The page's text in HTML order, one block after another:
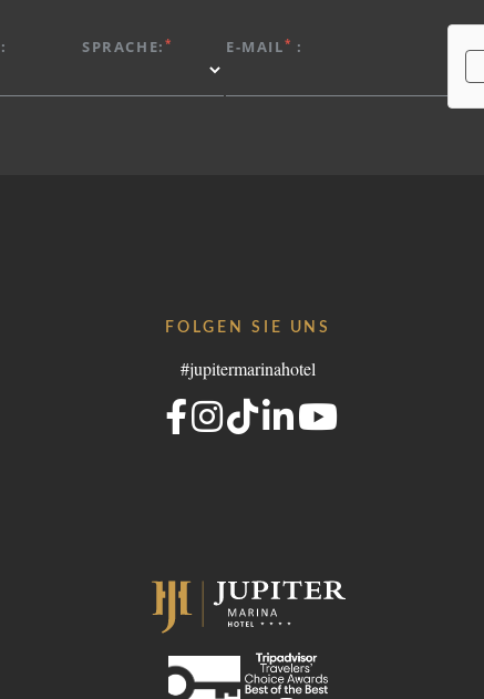
: SPRACHE: * E-MAIL* :
FOLGEN SIE UNS
#jupitermarinahotel